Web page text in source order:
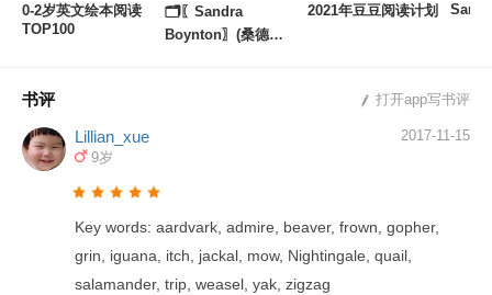
0-2岁英文绘本阅读
TOP100
🗂️〖Sandra
Boynton〗(桑德拉)
2021年豆豆阅读计划
书评 打开app写书评
Lillian_xue
9岁
2017-11-15
Key words: aardvark, admire, beaver, frown, gopher,
grin, iguana, itch, jackal, mow, Nightingale, quail,
salamander, trip, weasel, yak, zigzag